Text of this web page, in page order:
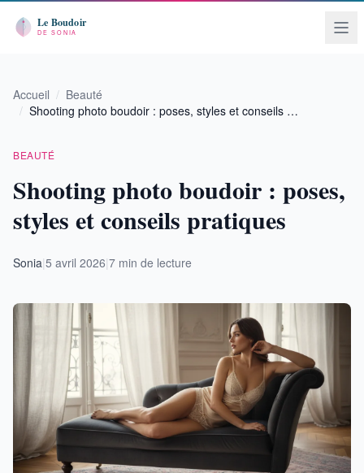
Accueil / Beauté
/ Shooting photo boudoir : poses, styles et conseils …
BEAUTÉ
Shooting photo boudoir : poses,
styles et conseils pratiques
Sonia|5 avril 2026|7 min de lecture